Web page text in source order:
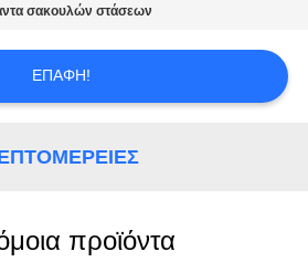
σακουλών στάσεων
ΕΠΑΦΉ!
προϊόντα